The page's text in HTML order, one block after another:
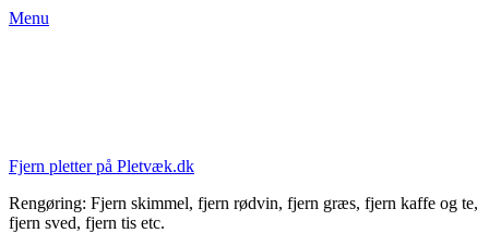
Menu
Fjern pletter på Pletvæk.dk
Rengøring: Fjern skimmel, fjern rødvin, fjern græs, fjern kaffe og te,
fjern sved, fjern tis etc.